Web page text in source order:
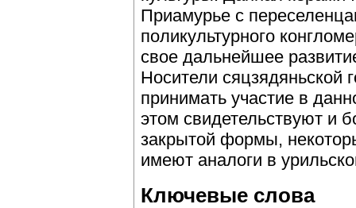
Приамурье с
поликультурного
свое дальнейшее
Носители сяцзядяньской
принимать участие в
этом свидетельствуют и
закрытой формы,
имеют аналоги в
Ключевые слова